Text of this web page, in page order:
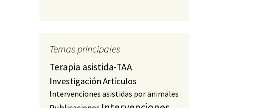
Temas principales
Terapia asistida-TAA
InvestigaciónArtículos
Intervenciones asistidas por animales